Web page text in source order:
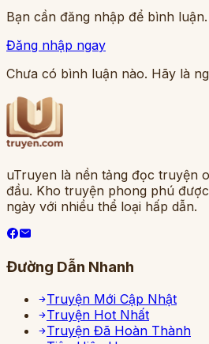
Bạn cần đăng nhập để bình luận.
Đăng nhập ngay
Chưa có bình luận nào. Hãy là
uTruyen là nền tảng đọc truyện
đầu. Kho truyện phong phú
ngày với nhiều thể loại hấp dẫn.
Đường Dẫn Nhanh
Truyện Mới Cập Nhật
Truyện Hot Nhất
Truyện Đã Hoàn Thành